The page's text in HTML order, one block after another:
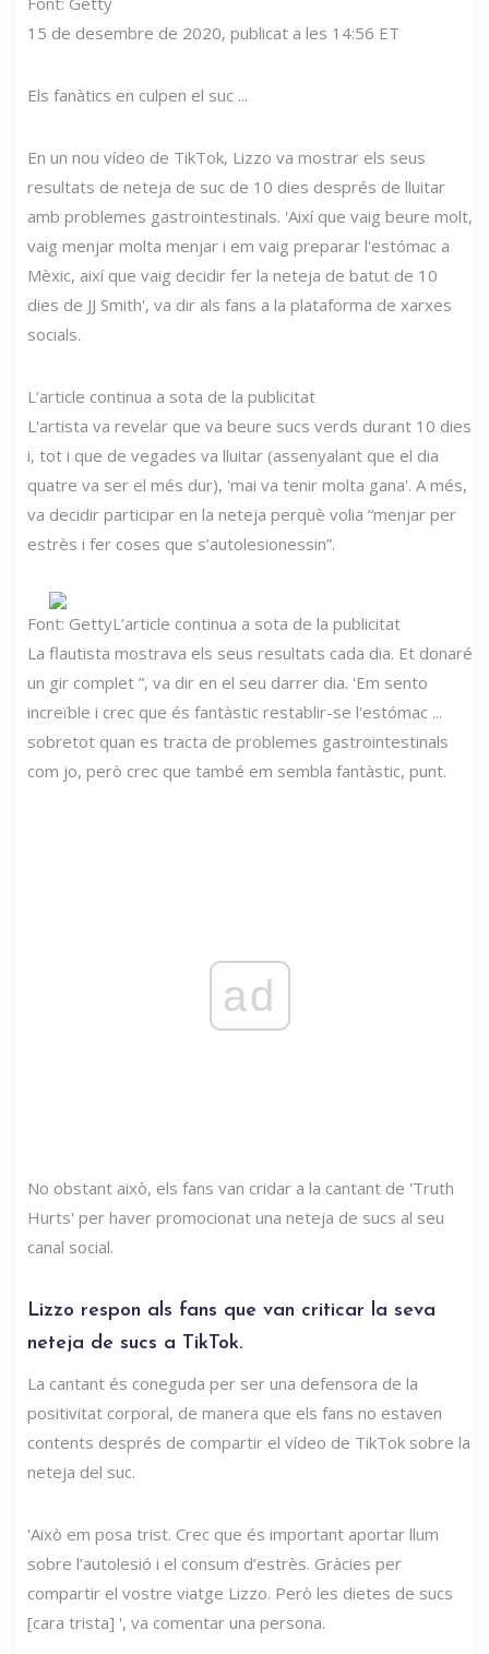
15 de desembre de 2020, publicat a les 14:56 ET
Els fanàtics en culpen el suc ...
En un nou vídeo de TikTok, Lizzo va mostrar els seus
resultats de neteja de suc de 10 dies després de lluitar
amb problemes gastrointestinals. 'Així que vaig beure molt,
vaig menjar molta menjar i em vaig preparar l'estómac a
Mèxic, així que vaig decidir fer la neteja de batut de 10
dies de JJ Smith', va dir als fans a la plataforma de xarxes
socials.
L’article continua a sota de la publicitat
L'artista va revelar que va beure sucs verds durant 10 dies
i, tot i que de vegades va lluitar (assenyalant que el dia
quatre va ser el més dur), 'mai va tenir molta gana'. A més,
va decidir participar en la neteja perquè volia “menjar per
estrès i fer coses que s’autolesionessin”.
Font: GettyL’article continua a sota de la publicitat
La flautista mostrava els seus resultats cada dia. Et donaré
un gir complet ”, va dir en el seu darrer dia. 'Em sento
increïble i crec que és fantàstic restablir-se l'estómac ...
sobretot quan es tracta de problemes gastrointestinals
com jo, però crec que també em sembla fantàstic, punt.
ad
No obstant això, els fans van cridar a la cantant de 'Truth
Hurts' per haver promocionat una neteja de sucs al seu
canal social.
Lizzo respon als fans que van criticar la seva
neteja de sucs a TikTok.
La cantant és coneguda per ser una defensora de la
positivitat corporal, de manera que els fans no estaven
contents després de compartir el vídeo de TikTok sobre la
neteja del suc.
'Això em posa trist. Crec que és important aportar llum
sobre l’autolesió i el consum d’estrès. Gràcies per
compartir el vostre viatge Lizzo. Però les dietes de sucs
[cara trista] ', va comentar una persona.